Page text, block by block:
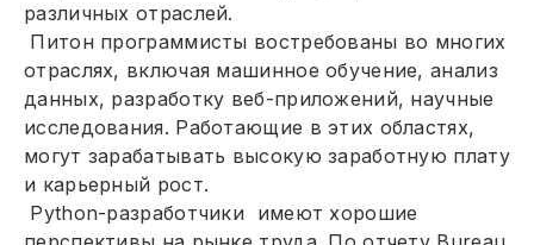
различных отраслей.
Питон программисты востребованы во многих
отраслях, включая машинное обучение, анализ
данных, разработку веб-приложений, научные
исследования. Работающие в этих областях,
могут зарабатывать высокую заработную плату
и карьерный рост.
Python-разработчики имеют хорошие